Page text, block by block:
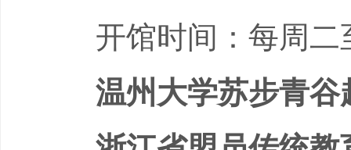
开馆时间：每周二
温州大学苏步青谷